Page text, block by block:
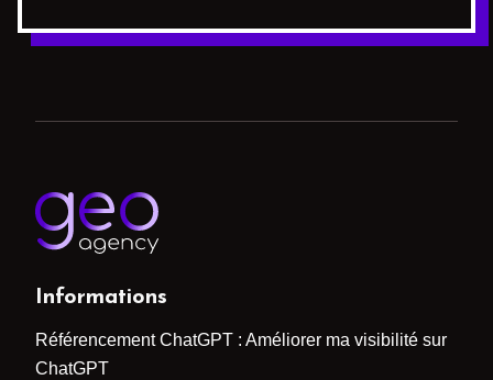
Informations
Référencement ChatGPT : Améliorer ma visibilité sur
ChatGPT